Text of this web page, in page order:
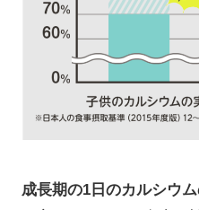
成長期の1日のカルシウ